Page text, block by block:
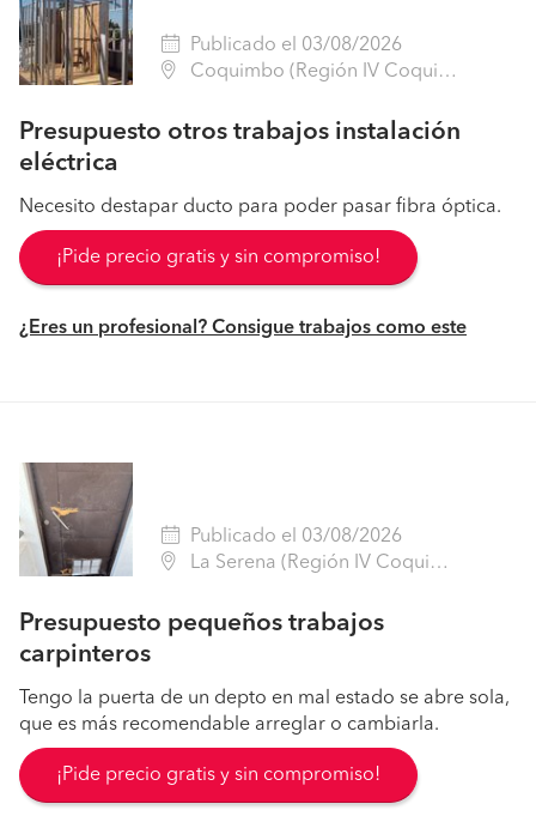
Publicado el 03/08/2026
Coquimbo (Región IV Coquimbo - Elqui)
Presupuesto otros trabajos instalación
eléctrica
Necesito destapar ducto para poder pasar fibra óptica.
¡Pide precio gratis y sin compromiso!
¿Eres un profesional? Consigue trabajos como este
Publicado el 03/08/2026
La Serena (Región IV Coquimbo - Elqui)
Presupuesto pequeños trabajos
carpinteros
Tengo la puerta de un depto en mal estado se abre sola,
que es más recomendable arreglar o cambiarla.
¡Pide precio gratis y sin compromiso!